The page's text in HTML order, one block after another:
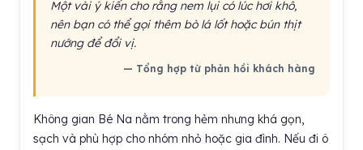
Một vài ý kiến cho rằng nem lụi có lúc hơi khô,
nên bạn có thể gọi thêm bò lá lốt hoặc bún thịt
nướng để đổi vị.
— Tổng hợp từ phản hồi khách hàng
Không gian Bé Na nằm trong hẻm nhưng khá gọn,
sạch và phù hợp cho nhóm nhỏ hoặc gia đình. Nếu đi ô